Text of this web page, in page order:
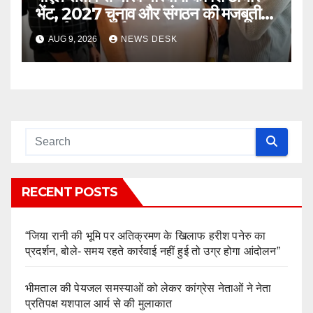
भेंट, 2027 चुनाव और संगठन की मजबूती
पर हुई अहम चर्चा
AUG 9, 2026 NEWS DESK
RECENT POSTS
“जिया रानी की भूमि पर अतिक्रमण के खिलाफ हरीश पनेरु का
प्रदर्शन, बोले- समय रहते कार्रवाई नहीं हुई तो उग्र होगा आंदोलन”
भीमताल की पेयजल समस्याओं को लेकर कांग्रेस नेताओं ने नेता
प्रतिपक्ष यशपाल आर्य से की मुलाकात